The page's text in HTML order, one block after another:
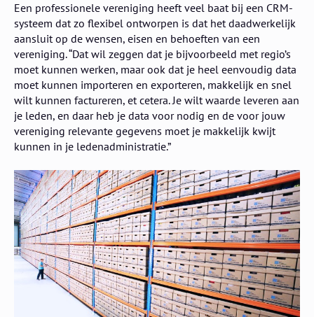
Een professionele vereniging heeft veel baat bij een CRM-
systeem dat zo flexibel ontworpen is dat het daadwerkelijk
aansluit op de wensen, eisen en behoeften van een
vereniging. “Dat wil zeggen dat je bijvoorbeeld met regio’s
moet kunnen werken, maar ook dat je heel eenvoudig data
moet kunnen importeren en exporteren, makkelijk en snel
wilt kunnen factureren, et cetera. Je wilt waarde leveren aan
je leden, en daar heb je data voor nodig en de voor jouw
vereniging relevante gegevens moet je makkelijk kwijt
kunnen in je ledenadministratie.”